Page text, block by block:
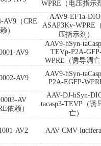
WPRE（电压指示
AV9（CRE
）
AAV9-EF1a-
ASAP3Kv-WPRE
压指示剂）
AV9
AAV9-hSyn-
TEVp-P2A-
WPRE（诱导凋亡
AV9
AAV9-hSyn-
P2A-EGFP-
AV
依赖）
AAV-DJ-hSyn-
tacasp3-TEVP（诱
亡）
AV2 AAV-CMV-